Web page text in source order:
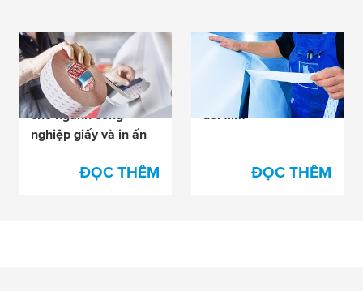
Băng keo nối và các
sản phẩm bổ sung
của chúng tôi dùng
cho ngành công
nghiệp giấy và in ấn
ĐỌC THÊM
Băng keo nối chắc
chắn dùng cho ngành
công nghiệp chuyển
đổi film
ĐỌC THÊM